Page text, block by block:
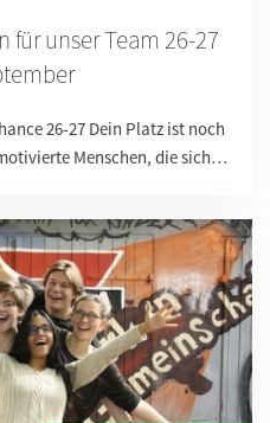
für unser Team 26-27
26-27 Dein Platz ist noch
Menschen, die sich…